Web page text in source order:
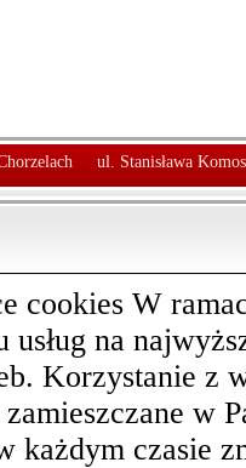
ul. Stanisława
cookies W
usług na
Korzystanie z
zamieszczane w
każdym czasie